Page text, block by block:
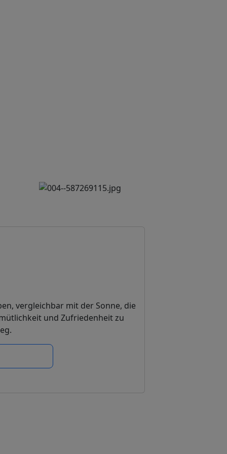
vergleichbar mit der Sonne, die
und Zufriedenheit zu